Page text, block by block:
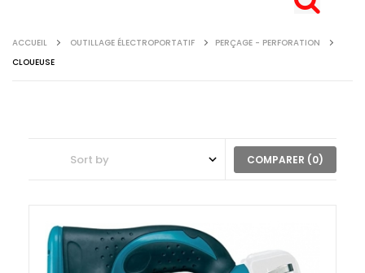
ACCUEIL OUTILLAGE ÉLECTROPORTATIF
PERÇAGE - PERFORATION
CLOUEUSE
COMPARER (0)